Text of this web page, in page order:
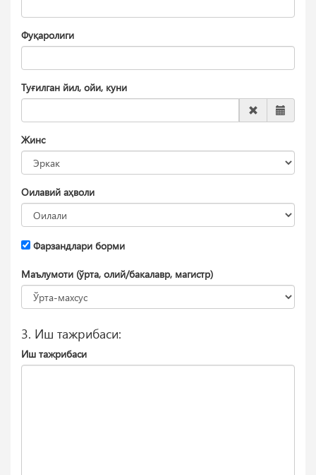
Фуқаролиги
Туғилган йил, ойи, куни
Жинс
Оилавий аҳволи
Фарзандлари борми
Маълумоти (ўрта, олий/бакалавр, магистр)
3. Иш тажрибаси:
Иш тажрибаси